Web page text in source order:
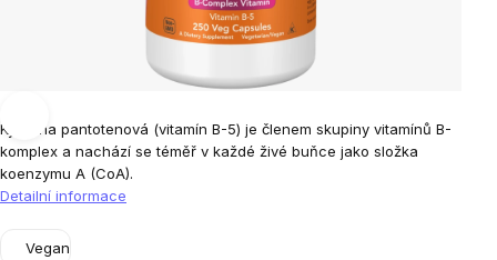
Kyselina pantotenová (vitamín B-5) je členem skupiny vitamínů B-
komplex a nachází se téměř v každé živé buňce jako složka
koenzymu A (CoA).
Detailní informace
Vegan